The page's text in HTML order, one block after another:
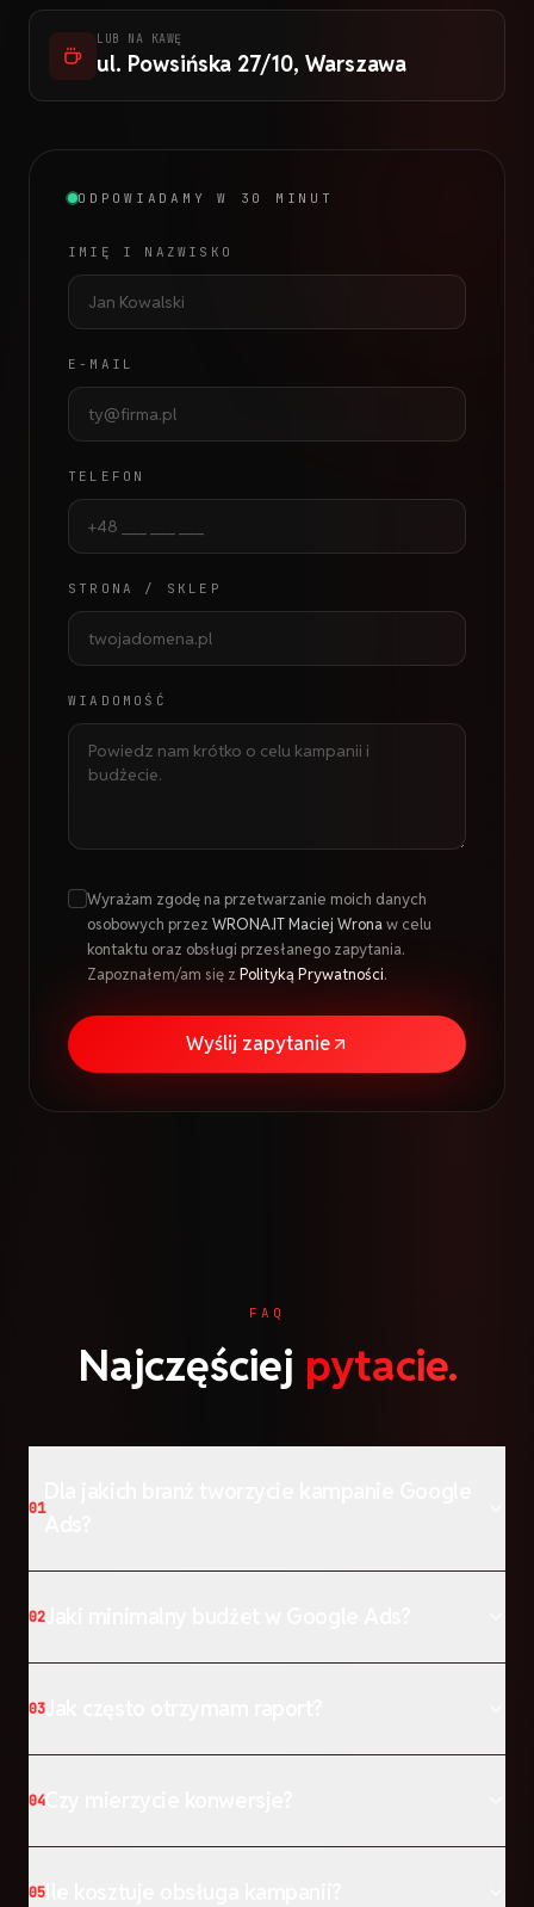
LUB NA KAWĘ
ul. Powsińska 27/10, Warszawa
ODPOWIADAMY W 30 MINUT
IMIĘ I NAZWISKO
E-MAIL
TELEFON
STRONA / SKLEP
WIADOMOŚĆ
Wyrażam zgodę na przetwarzanie moich danych
osobowych przez WRONA.IT Maciej Wronaw celu
kontaktu oraz obsługi przesłanego zapytania.
Zapoznałem/am się z Polityką Prywatności.
Wyślij zapytanie
FAQ
Najczęściej pytacie.
01
02Jaki minimalny budżet w Google Ads?
03Jak często otrzymam raport?
04Czy mierzycie konwersje?
05Ile kosztuje obsługa kampanii?